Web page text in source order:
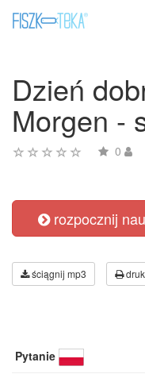
Dzień
Morgen -
0
rozpocznij
ściągnij mp3
Pytanie